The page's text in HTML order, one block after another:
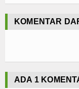
KOMENTAR
ADA 1